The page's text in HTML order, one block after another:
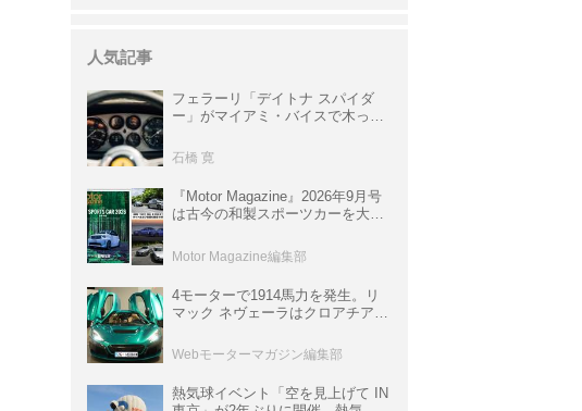
人気記事
フェラーリ「デイトナ スパイダ
ー」がマイアミ・バイスで木っ端
サ」に化けた理由
石橋 寛
『Motor Magazine』2026年9月号
は古今の和製スポーツカーを大特
情報も満載
Motor Magazine編集部
4モーターで1914馬力を発生。リ
マック ネヴェーラはクロアチア発
ロニクル・完全版／115】
Webモーターマガジン編集部
熱気球イベント「空を見上げて IN